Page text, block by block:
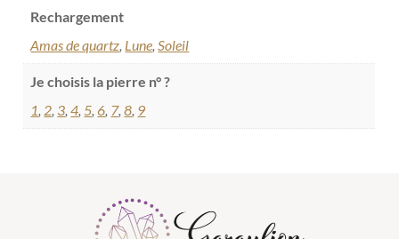
Rechargement
Amas de quartz, Lune,Soleil
Je choisis la pierre n° ?
1, 2, 3,4,5, 6, 7,8, 9